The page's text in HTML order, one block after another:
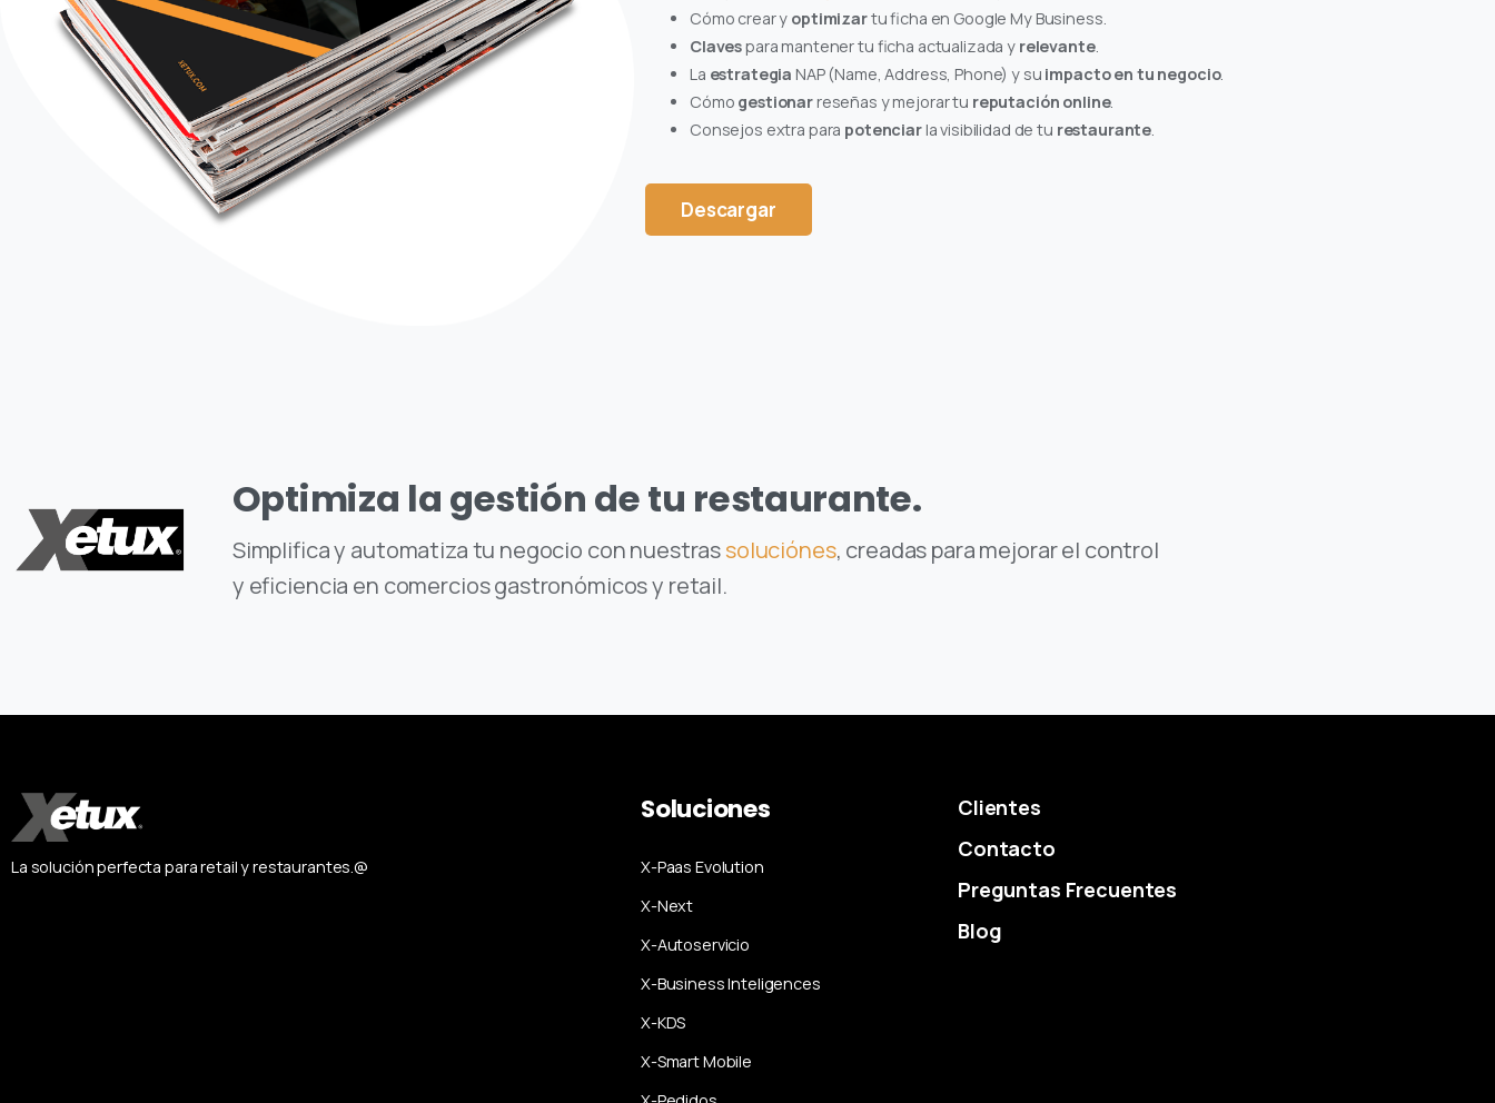
Cómo crear y optimizartu ficha en Google My Business.
Clavespara mantener tu ficha actualizada y relevante.
La estrategia NAP (Name, Address, Phone) y su impacto en tu negocio.
Cómo gestionarreseñas y mejorar tu reputación online.
Consejos extra para potenciarla visibilidad de tu restaurante.
Descargar
Optimiza la gestión de tu restaurante.
Simplifica y automatiza tu negocio con nuestrassoluciónes, creadas para mejorar el control
y eficiencia en comercios gastronómicos y retail.
La solución perfecta para retail y restaurantes.@
Soluciones
X-Paas Evolution
X-Next
X-Autoservicio
X-Business Inteligences
X-KDS
X-Smart Mobile
Clientes
Contacto
Preguntas Frecuentes
Blog